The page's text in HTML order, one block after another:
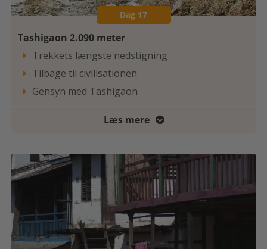
Dag 17
Tashigaon 2.090 meter
 Trekkets længste nedstigning
 Tilbage til civilisationen
 Gensyn med Tashigaon
Læs mere 